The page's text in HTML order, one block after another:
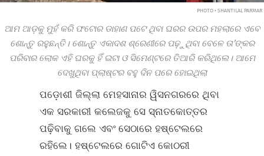
PHOTO • SHANTILAL PARMAR
ଆମ ଆଡ଼କୁ ମୁହଁ କରି ଫଟୋର ଡାହାଣ ପଟେ ଥିବା ଘରର ଉପର ମହଲାରେ ଏବେ
ଶୋନ୍ତୁ ରହୁଛନ୍ତି। ଶୋନ୍ତୁ ଏକାଦଶ ଶ୍ରେଣୀରେ ପଢ଼ୁଥିବା ବେଳେ ତା’ଙ୍କର
ପରିବାର ଲୋକ ଏହି ଘରକୁ ହିଁ ଇଟା ଓ ସିମେଣ୍ଟରେ ତିଆରି କରିଥିଲେ। ଆମେ
ଦେଖୁଥିବା ପ୍ଲାଷ୍ଟର ବହୁ ଦିନ ପରେ ହୋଇଥିଲା
ପଡ଼ୋଶୀ ଜିଲ୍ଲା ମେହସାନାର ୱିସନଗରରେ ଥିବା
ଏକ ସରକାରୀ କଲେଜକୁ ସେ ସ୍ନାତକୋତ୍ତର
ପଢ଼ିବାକୁ ଗଲେ ଏବଂ ସେଠାରେ ହଷ୍ଟେଲରେ
ରହିଲେ। ହଷ୍ଟେଲରେ ଗୋଟିଏ କୋଠରୀ